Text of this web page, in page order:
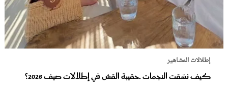
إطلالات المشاهير
كيف نسّقت النجمات حقيبة القش في إطلالات صيف 2026؟